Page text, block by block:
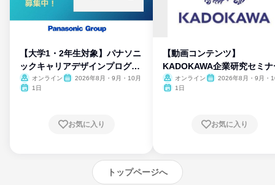
【大学1・2年生対象】パナソニ
ックキャリアデザインプログラ
ム
オンライン
2026年8月・9月・10月
1日
お気に入り
【動画コンテンツ】
KADOKAWA企業研究セミナ
オンライン
2026年8月・9月・
1日
お気に入り
トップページへ